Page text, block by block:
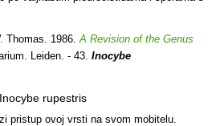
Thomas. 1986.A Revision of the Genus
Leiden. - 43. Inocybe
pristup ovoj vrsti na svom mobitelu.